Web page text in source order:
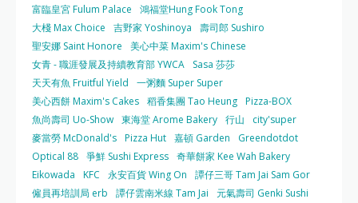
富臨皇宮 Fulum Palace
鴻福堂Hung Fook Tong
大棧 Max Choice
吉野家 Yoshinoya
壽司郎 Sushiro
聖安娜 Saint Honore
美心中菜 Maxim's Chinese
女青 - 職涯發展及持續教育部 YWCA
Sasa 莎莎
天天有魚 Fruitful Yield
一粥麵 Super Super
美心西餅 Maxim's Cakes 稻香集團 Tao Heung Pizza-BOX
魚尚壽司 Uo-Show 東海堂 Arome Bakery 行山
city'super
麥當勞 McDonald's Pizza Hut 嘉頓 Garden
Greendotdot
Optical 88 爭鮮 Sushi Express 奇華餅家 Kee Wah Bakery
Eikowada
KFC 永安百貨 Wing On
譚仔三哥 Tam Jai Sam Gor
僱員再培訓局 erb
譚仔雲南米線 Tam Jai
元氣壽司 Genki Sushi